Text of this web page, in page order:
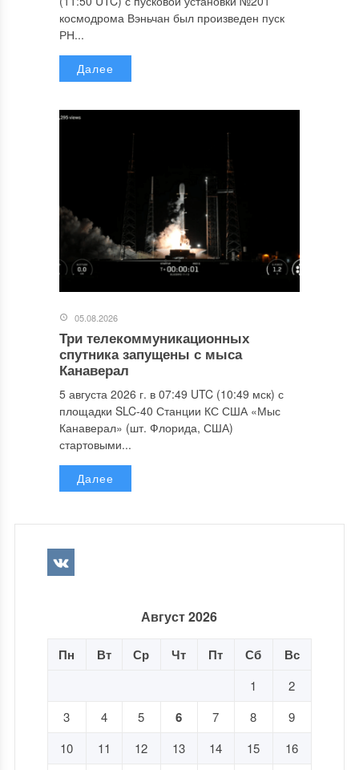
космодрома Вэньчан был произведен пуск
РН...
Далее
05.08.2026
Три телекоммуникационных
спутника запущены с мыса
Канаверал
5 августа 2026 г. в 07:49 UTC (10:49 мск) с
площадки SLC-40 Станции КС США «Мыс
Канаверал» (шт. Флорида, США)
стартовыми...
Далее
Август 2026
Пн Вт Ср Чт Пт Сб Вс
1
2
3
4 5 6 7 8
9
10
11 12 13 14 15
16